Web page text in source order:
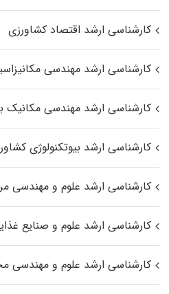
کارشناسی ارشد اقتصاد کشاورزی
کارشناسی ارشد مهندسی
کارشناسی ارشد مهندسی مکانیک
کارشناسی ارشد بیوتکنولوژی
کارشناسی ارشد علوم و مهندسی
کارشناسی ارشد علوم و صنایع
کارشناسی ارشد علوم و مهندسی